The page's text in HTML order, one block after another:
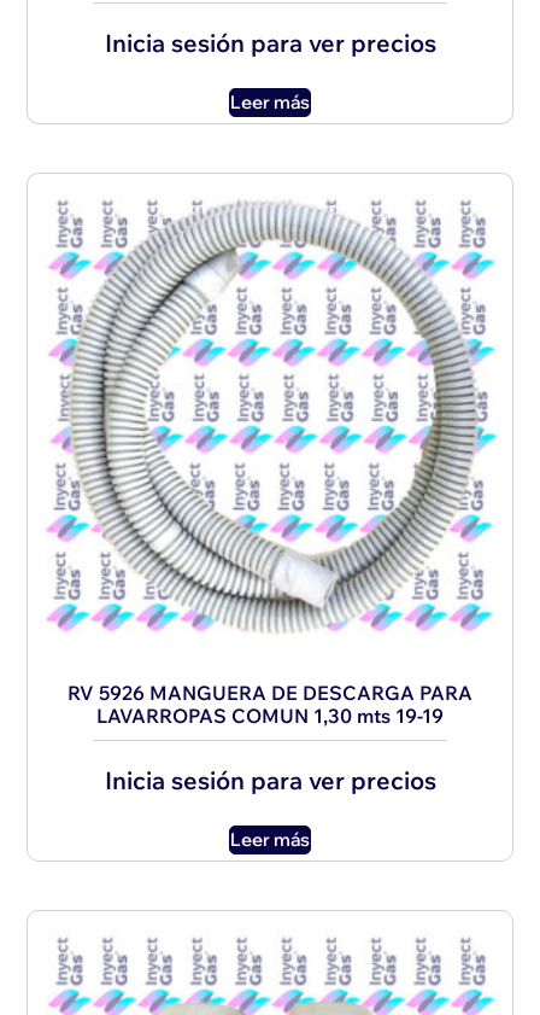
Inicia sesión para ver precios
Leer más
RV 5926 MANGUERA DE DESCARGA PARA
LAVARROPAS COMUN 1,30 mts 19-19
Inicia sesión para ver precios
Leer más